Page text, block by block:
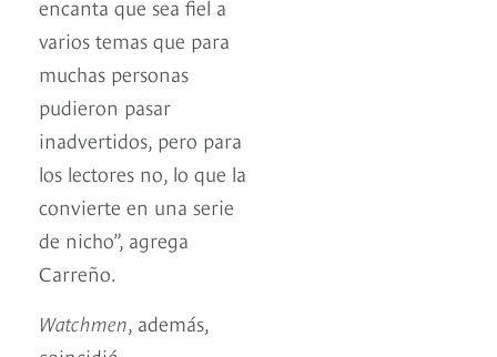
encanta que sea fiel a
varios temas que para
muchas personas
pudieron pasar
inadvertidos, pero para
los lectores no, lo que la
convierte en una serie
de nicho”, agrega
Carreño.
Watchmen , además,